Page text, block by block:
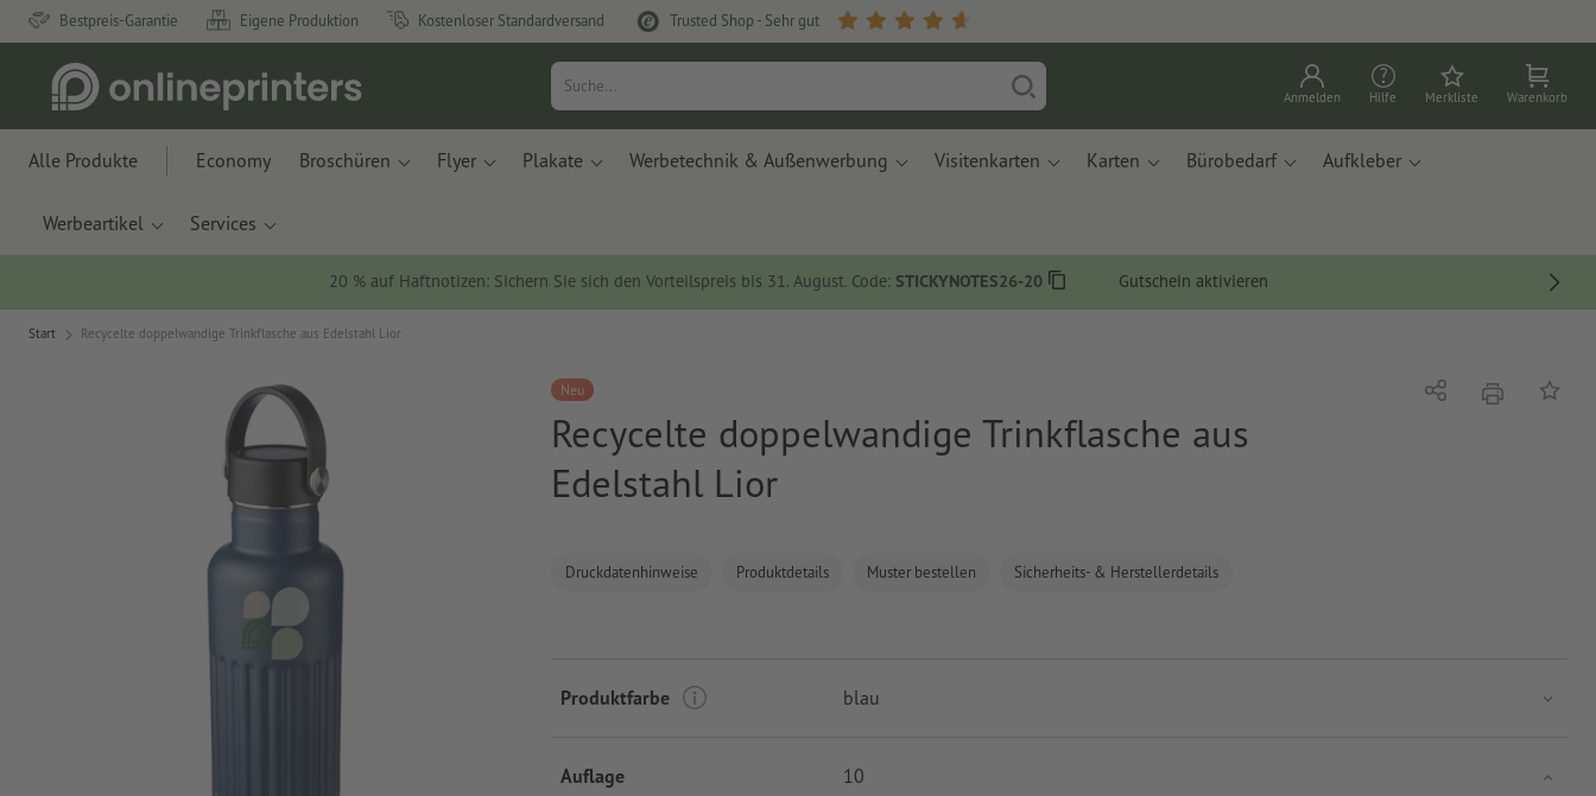
Bestpreis-Garantie Eigene Produktion Kostenloser Standardversand Trusted Shop - Sehr gut
Anmelden Hilfe Merkliste Warenkorb
Alle Produkte Economy Broschüren Flyer Plakate Werbetechnik & Außenwerbung Visitenkarten Karten Bürobedarf Aufkleber
Werbeartikel Services
20 % auf Haftnotizen: Sichern Sie sich den Vorteilspreis bis 31. August. Code: STICKYNOTES26-20 Gutschein aktivieren
Start Recycelte doppelwandige Trinkflasche aus Edelstahl Lior
Neu
Recycelte doppelwandige Trinkflasche aus
Edelstahl Lior
Druckdatenhinweise Produktdetails Muster bestellen Sicherheits- & Herstellerdetails
Teilen DruckenAuf
Produktfarbe blau
Auflage 10